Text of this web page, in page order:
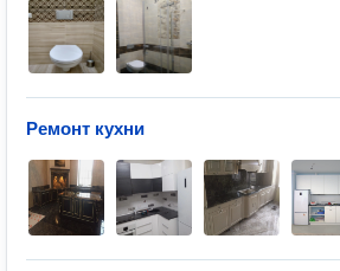
Ремонт кухни